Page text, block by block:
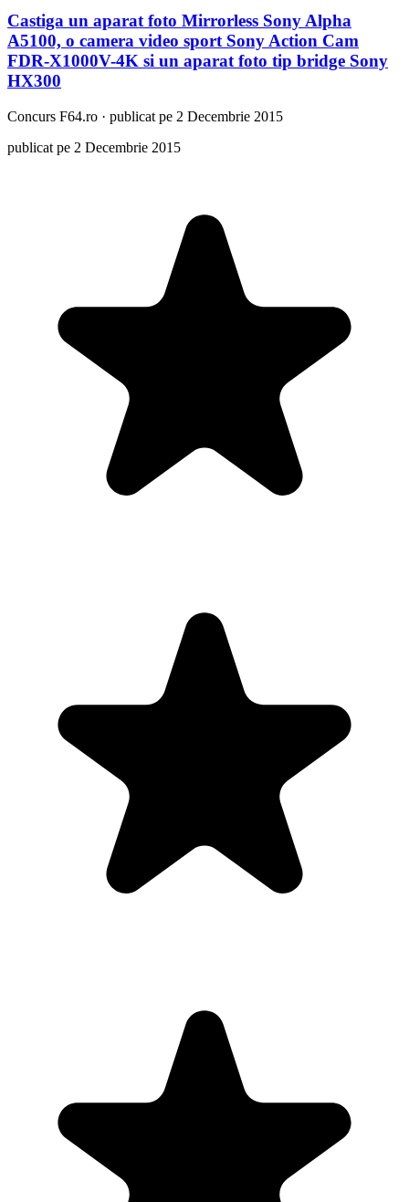
Castiga un aparat foto Mirrorless Sony Alpha
A5100, o camera video sport Sony Action Cam
FDR-X1000V-4K si un aparat foto tip bridge Sony
HX300
Concurs F64.ro · publicat pe 2 Decembrie 2015
publicat pe 2 Decembrie 2015